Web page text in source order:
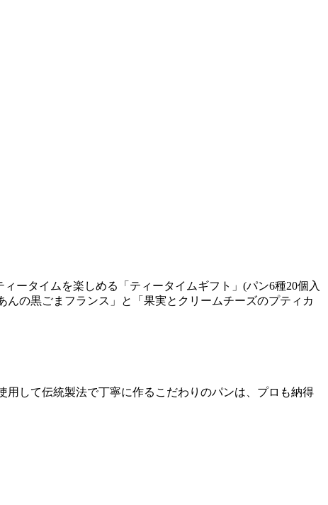
ータイムを楽しめる「ティータイムギフト」(パン6種20個入
の黒ごまフランス」と「果実とクリームチーズのプティカ
して伝統製法で丁寧に作るこだわりのパンは、プロも納得